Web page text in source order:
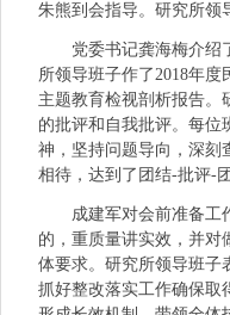
朱熊到会指导。研究所领
党委书记龚海梅介绍
所领导班子作了2018年度
主题教育检视剖析报告。
的批评和自我批评。每位
神，坚持问题导向，深刻
相待，达到了团结-批评-
成建军对会前准备工
的，重质量讲实效，并对
体要求。研究所领导班子
抓好整改落实工作确保取